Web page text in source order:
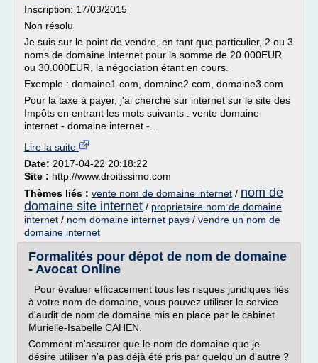
Inscription: 17/03/2015
Non résolu
Je suis sur le point de vendre, en tant que particulier, 2 ou 3
noms de domaine Internet pour la somme de 20.000EUR
ou 30.000EUR, la négociation étant en cours.
Exemple : domaine1.com, domaine2.com, domaine3.com
Pour la taxe à payer, j'ai cherché sur internet sur le site des
Impôts en entrant les mots suivants : vente domaine
internet - domaine internet -...
Lire la suite
Date: 2017-04-22 20:18:22
Site : http://www.droitissimo.com
Thèmes liés : vente nom de domaine internet / nom de
domaine site internet / proprietaire nom de domaine
internet / nom domaine internet pays / vendre un nom de
domaine internet
Formalités pour dépot de nom de domaine
- Avocat Online
Pour évaluer efficacement tous les risques juridiques liés
à votre nom de domaine, vous pouvez utiliser le service
d'audit de nom de domaine mis en place par le cabinet
Murielle-Isabelle CAHEN.
Comment m'assurer que le nom de domaine que je
désire utiliser n'a pas déjà été pris par quelqu'un d'autre ?